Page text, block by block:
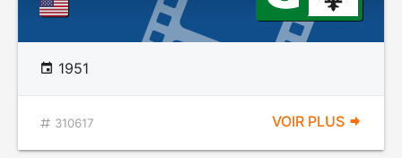
1951
310617 VOIR PLUS